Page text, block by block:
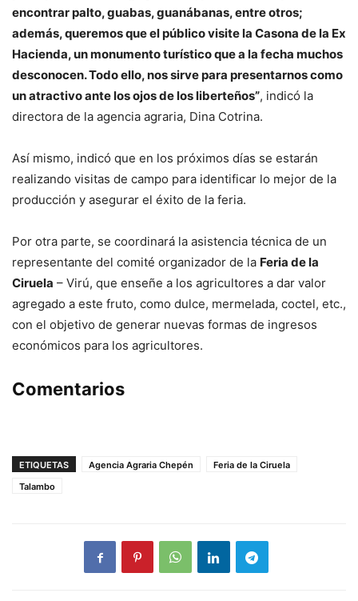
encontrar palto, guabas, guanábanas, entre otros;
además, queremos que el público visite la Casona de la Ex
Hacienda, un monumento turístico que a la fecha muchos
desconocen. Todo ello, nos sirve para presentarnos como
un atractivo ante los ojos de los liberteños”, indicó la
directora de la agencia agraria, Dina Cotrina.
Así mismo, indicó que en los próximos días se estarán
realizando visitas de campo para identificar lo mejor de la
producción y asegurar el éxito de la feria.
Por otra parte, se coordinará la asistencia técnica de un
representante del comité organizador de la Feria de la
Ciruela – Virú, que enseñe a los agricultores a dar valor
agregado a este fruto, como dulce, mermelada, coctel, etc.,
con el objetivo de generar nuevas formas de ingresos
económicos para los agricultores.
Comentarios
ETIQUETAS Agencia Agraria Chepén
Feria de la Ciruela
Talambo